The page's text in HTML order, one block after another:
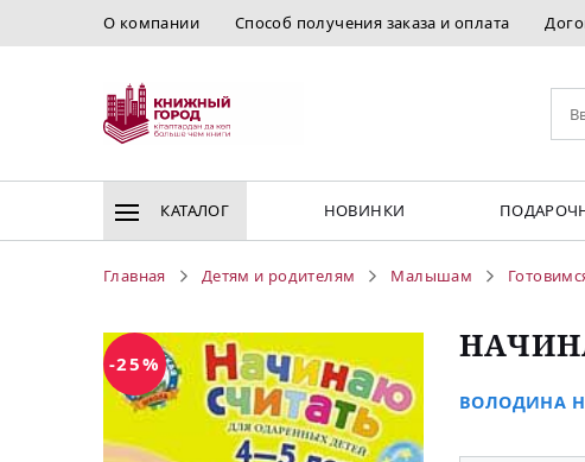
О компании Способ получения заказа и оплата
КАТАЛОГ НОВИНКИ
Главная Детям и родителям Малышам
-25%
ВОЛОДИНА